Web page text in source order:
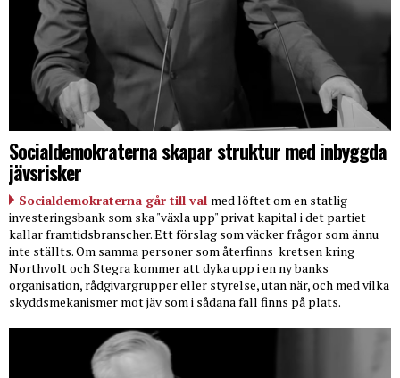
Socialdemokraterna skapar struktur med inbyggda
jävsrisker
Socialdemokraterna går till val med löftet om en statlig
investeringsbank som ska "växla upp" privat kapital i det partiet
kallar framtidsbranscher. Ett förslag som väcker frågor som ännu
inte ställts. Om samma personer som återfinns kretsen kring
Northvolt och Stegra kommer att dyka upp i en ny banks
organisation, rådgivargrupper eller styrelse, utan när, och med vilka
skyddsmekanismer mot jäv som i sådana fall finns på plats.